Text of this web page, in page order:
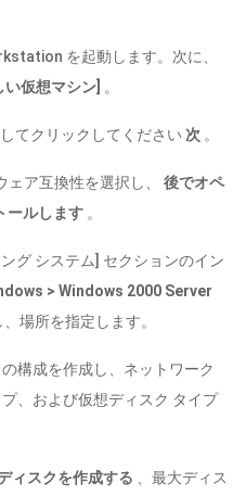
を起動します。次に、
い仮想マシン] 。
てクリックしてください 次 。
ェア互換性を選択し、 後でオペ
ールします 。
グ システム] セクションのイン
> Windows 2000 Server
場所を指定します。
構成を作成し、ネットワーク
、および仮想ディスク タイプ
ィスクを作成する 、最大ディス